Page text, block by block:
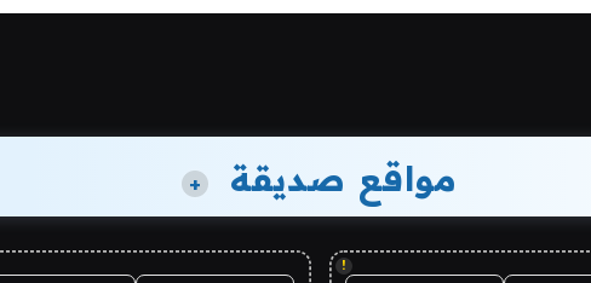
مواقع صديقة +
!